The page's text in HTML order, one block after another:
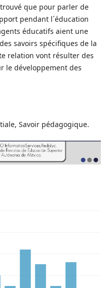
que pour parler de
pendant l´éducation
éducatifs aient une
savoirs spécifiques de la
relation vont résulter des
le développement des
Savoir pédagogique.